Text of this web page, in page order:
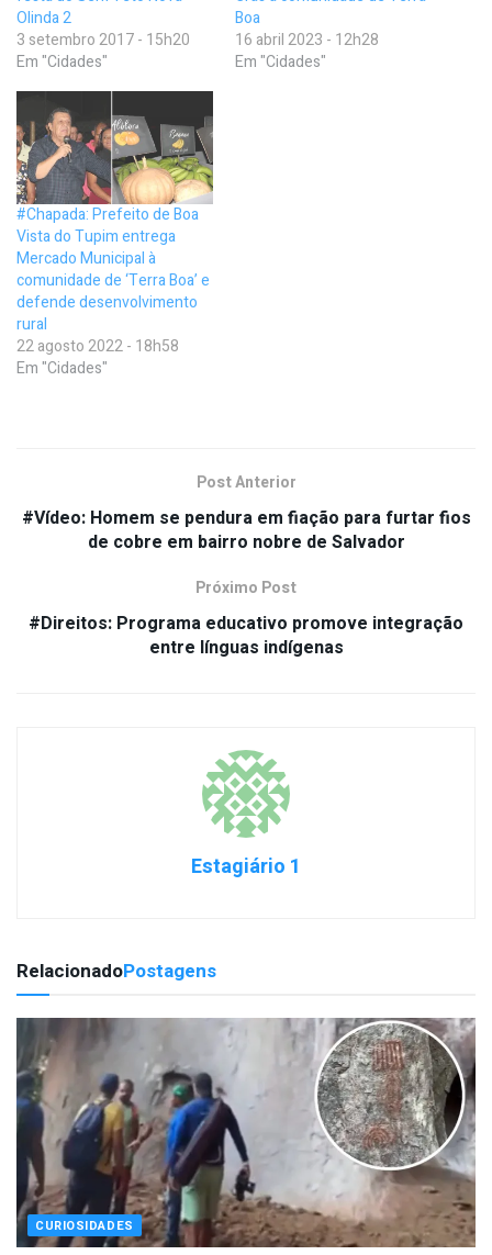
Olinda 2
3 setembro 2017 - 15h20
Em "Cidades"
Boa
16 abril 2023 - 12h28
Em "Cidades"
#Chapada: Prefeito de Boa
Vista do Tupim entrega
Mercado Municipal à
comunidade de ‘Terra Boa’ e
defende desenvolvimento
rural
22 agosto 2022 - 18h58
Em "Cidades"
Post Anterior
#Vídeo: Homem se pendura em fiação para furtar fios
de cobre em bairro nobre de Salvador
Próximo Post
#Direitos: Programa educativo promove integração
entre línguas indígenas
Estagiário 1
RelacionadoPostagens
CURIOSIDADES